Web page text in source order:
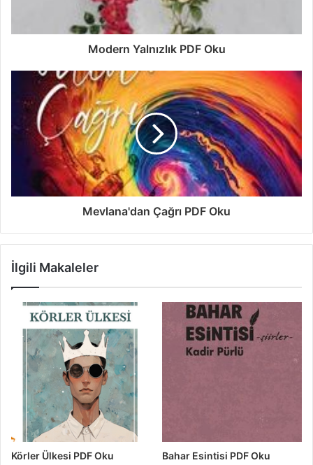
Modern Yalnızlık PDF Oku
Mevlana'dan Çağrı PDF Oku
İlgili Makaleler
Körler Ülkesi PDF Oku Bahar Esintisi PDF Oku